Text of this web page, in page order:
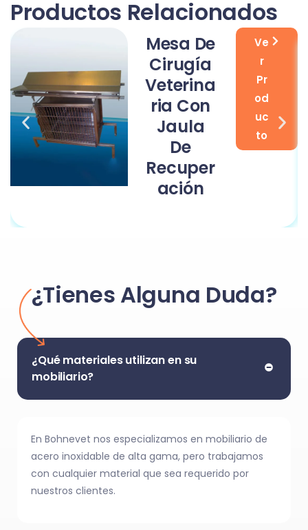
Productos Relacionados
Mesa De
Cirugía
Veterina
Ria Con
Jaula
De
Recuper
Ación
Ve
r
Pr
od
uc
to
¿Tienes Alguna Duda?
¿Qué materiales utilizan en su
mobiliario?
En Bohnevet nos especializamos en mobiliario de
acero inoxidable de alta gama, pero trabajamos
con cualquier material que sea requerido por
nuestros clientes.